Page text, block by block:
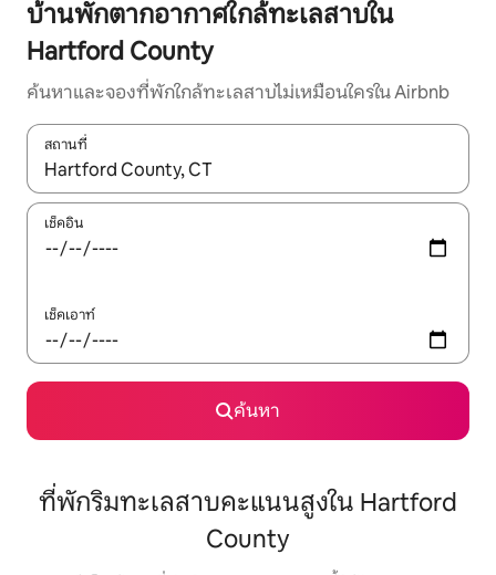
บ้านพักตากอากาศใกล้ทะเลสาบใน
Hartford County
ค้นหาและจองที่พักใกล้ทะเลสาบไม่เหมือนใครใน Airbnb
สถานที่
ใช้ลูกศรขึ้นลง หรือใช้การสัมผัสหรือปัด เพื่อสำรวจผลการค้นหา
เช็คอิน
เช็คเอาท์
ค้นหา
ที่พักริมทะเลสาบคะแนนสูงใน Hartford
County